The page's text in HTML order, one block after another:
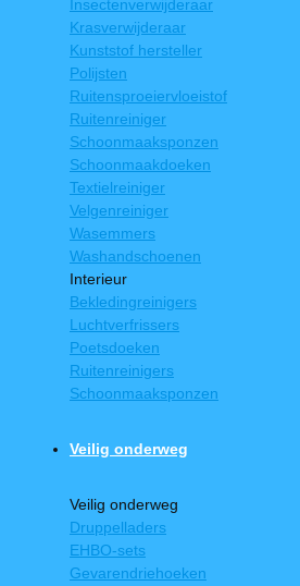
Insectenverwijderaar
Krasverwijderaar
Kunststof hersteller
Polijsten
Ruitensproeiervloeistof
Ruitenreiniger
Schoonmaaksponzen
Schoonmaakdoeken
Textielreiniger
Velgenreiniger
Wasemmers
Washandschoenen
Interieur
Bekledingreinigers
Luchtverfrissers
Poetsdoeken
Ruitenreinigers
Schoonmaaksponzen
Veilig onderweg
Veilig onderweg
Druppelladers
EHBO-sets
Gevarendriehoeken